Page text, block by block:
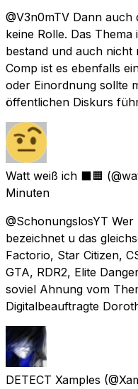
@V3n0mTV Dann
keine Rolle. Das
bestand und auch nicht
Comp ist es ebenfalls
oder Einordnung sollte
öffentlichen Diskurs
Watt weiß ich ⬛🟧
Minuten
@SchonungslosYT Wer
bezeichnet u das
Factorio, Star Citizen,
GTA, RDR2, Elite
soviel Ahnung vom
Digitalbeauftragte
DETECT Xamples